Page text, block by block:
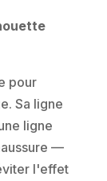
pour
Sa ligne
ligne
—
l'effet